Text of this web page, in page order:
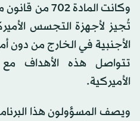
وكانت المادة
تُجيز لأجهزة التجسس
الأجنبية في الخارج من دون
تتواصل هذه الأهداف
الأميركية.
ويصف المسؤولون هذا